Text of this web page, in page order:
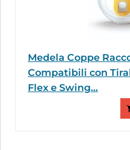
Medela Coppe
Compatibili con
Flex e Swing...